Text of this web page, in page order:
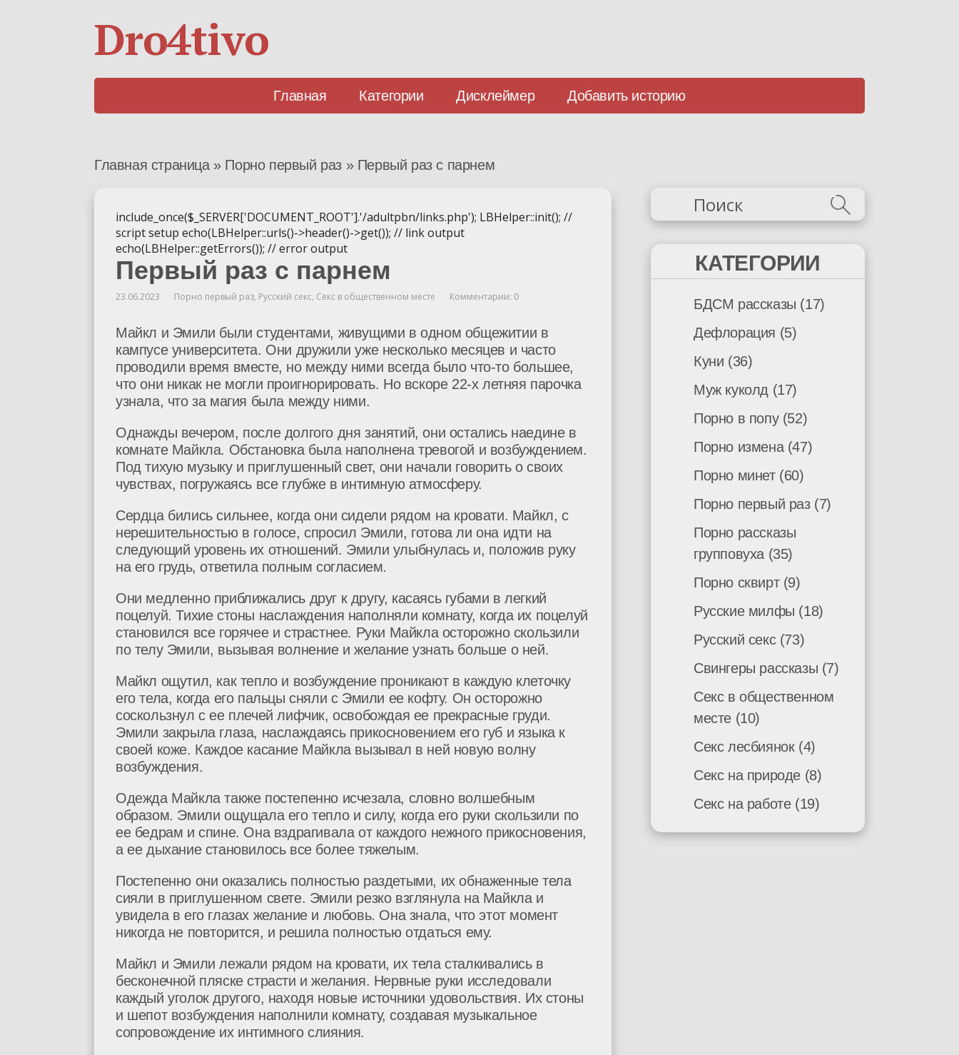
Dro4tivo
Главная Категории Дисклеймер Добавить историю
Главная страница» Порно первый раз » Первый раз с парнем
include_once($_SERVER['DOCUMENT_ROOT'].'/adultpbn/links.php'); LBHelper::init(); //
script setup echo(LBHelper::urls()->header()->get()); // link output
echo(LBHelper::getErrors()); // error output
Первый раз с парнем
23.06.2023 Порно первый раз, Русский секс, Секс в общественном месте Комментарии: 0
Майкл и Эмили были студентами, живущими в одном общежитии в
кампусе университета. Они дружили уже несколько месяцев и часто
проводили время вместе, но между ними всегда было что-то большее,
что они никак не могли проигнорировать. Но вскоре 22-х летняя парочка
узнала, что за магия была между ними.
Однажды вечером, после долгого дня занятий, они остались наедине в
комнате Майкла. Обстановка была наполнена тревогой и возбуждением.
Под тихую музыку и приглушенный свет, они начали говорить о своих
чувствах, погружаясь все глубже в интимную атмосферу.
Сердца бились сильнее, когда они сидели рядом на кровати. Майкл, с
нерешительностью в голосе, спросил Эмили, готова ли она идти на
следующий уровень их отношений. Эмили улыбнулась и, положив руку
на его грудь, ответила полным согласием.
Они медленно приближались друг к другу, касаясь губами в легкий
поцелуй. Тихие стоны наслаждения наполняли комнату, когда их поцелуй
становился все горячее и страстнее. Руки Майкла осторожно скользили
по телу Эмили, вызывая волнение и желание узнать больше о ней.
Майкл ощутил, как тепло и возбуждение проникают в каждую клеточку
его тела, когда его пальцы сняли с Эмили ее кофту. Он осторожно
соскользнул с ее плечей лифчик, освобождая ее прекрасные груди.
Эмили закрыла глаза, наслаждаясь прикосновением его губ и языка к
своей коже. Каждое касание Майкла вызывал в ней новую волну
возбуждения.
Одежда Майкла также постепенно исчезала, словно волшебным
образом. Эмили ощущала его тепло и силу, когда его руки скользили по
ее бедрам и спине. Она вздрагивала от каждого нежного прикосновения,
а ее дыхание становилось все более тяжелым.
Постепенно они оказались полностью раздетыми, их обнаженные тела
сияли в приглушенном свете. Эмили резко взглянула на Майкла и
увидела в его глазах желание и любовь. Она знала, что этот момент
никогда не повторится, и решила полностью отдаться ему.
Майкл и Эмили лежали рядом на кровати, их тела сталкивались в
бесконечной пляске страсти и желания. Нервные руки исследовали
каждый уголок другого, находя новые источники удовольствия. Их стоны
и шепот возбуждения наполнили комнату, создавая музыкальное
сопровождение их интимного слияния.
КАТЕГОРИИ
БДСМ рассказы (17)
Дефлорация (5)
Куни (36)
Муж куколд (17)
Порно в попу(52)
Порно измена(47)
Порно минет(60)
Порно первый раз(7)
Порно рассказы
групповуха (35)
Порно сквирт(9)
Русские милфы (18)
Русский секс(73)
Свингеры рассказы (7)
Секс в общественном
месте (10)
Секс лесбиянок(4)
Секс на природе (8)
Секс на работе(19)